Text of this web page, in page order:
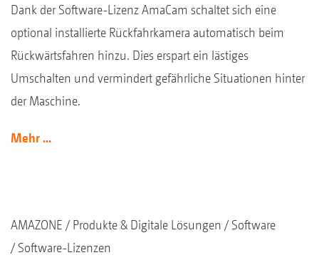
Dank der Software-Lizenz AmaCam schaltet sich eine
optional installierte Rückfahrkamera automatisch beim
Rückwärtsfahren hinzu. Dies erspart ein lästiges
Umschalten und vermindert gefährliche Situationen hinter
der Maschine.
Mehr ...
AMAZONE Produkte & Digitale Lösungen
Software
Software-Lizenzen